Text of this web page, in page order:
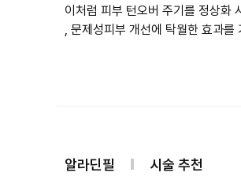
이처럼 피부 턴오버 주기를 정상화
, 문제성피부 개선에 탁월한 효과를
알라딘필 시술 추천